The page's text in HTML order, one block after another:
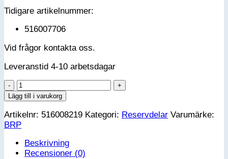
Tidigare artikelnummer:
516007706
Vid frågor kontakta oss.
Leveranstid 4-10 arbetsdagar
DECAL
mängd
Lägg till i varukorg
Artikelnr: 516008219 Kategori: Reservdelar Varumärke:
BRP
Beskrivning
Recensioner (0)